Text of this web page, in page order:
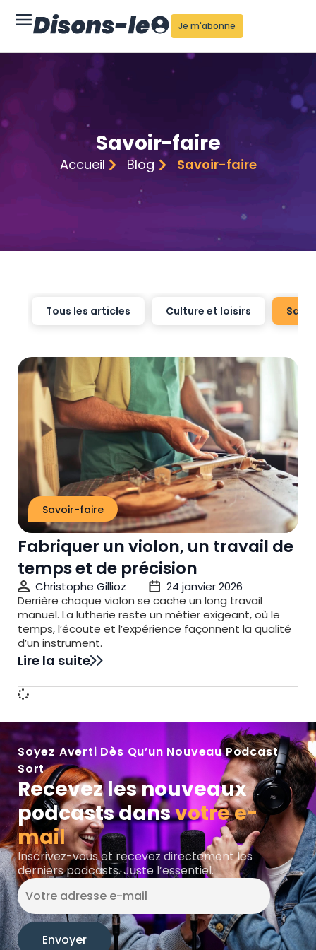
Je m'abonne
Savoir-faire
Accueil Blog Savoir-faire
Tous les articles Culture et loisirs
Savoir-faire
Fabriquer un violon, un travail de
temps et de précision
Christophe Gillioz
24 janvier 2026
Derrière chaque violon se cache un long travail
manuel. La lutherie reste un métier exigeant, où le
temps, l’écoute et l’expérience façonnent la qualité
d’un instrument.
Lire la suite
Soyez Averti Dès Qu’un Nouveau Podcast
Sort
Recevez les nouveaux
podcasts dansvotre e-
mail
Inscrivez-vous et recevez directement les
derniers podcasts. Juste l’essentiel.